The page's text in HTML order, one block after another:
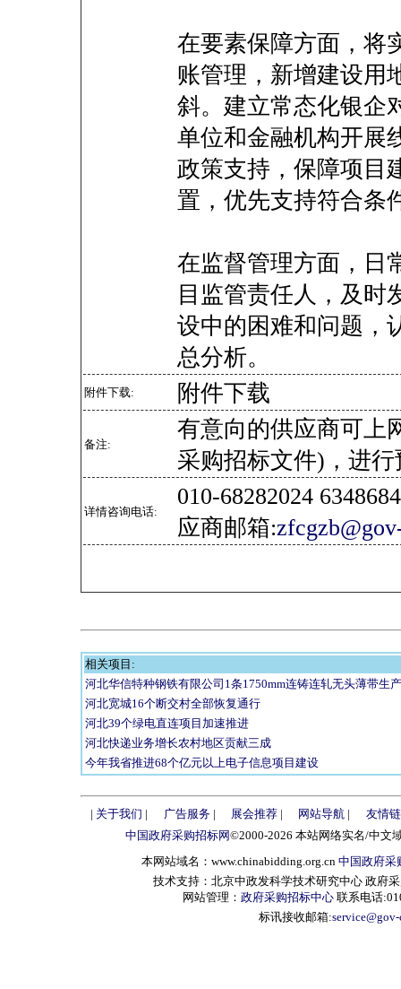
在要素保障方面，将
账管理，新增建设用
斜。建立常态化银企
单位和金融机构开展
政策支持，保障项目
置，优先支持符合条
在监督管理方面，日
目监管责任人，及时
设中的困难和问题，
总分析。
附件下载: 附件下载
备注:
有意向的供应商可上
采购招标文件)，进
详情咨询电话:
010-68282024
应商邮箱:
相关项目:
河北华信特种钢铁有限公司1条1750mm连铸连轧无头薄带生
河北宽城16个断交村全部恢复通行
河北39个绿电直连项目加速推进
河北快递业务增长农村地区贡献三成
今年我省推进68个亿元以上电子信息项目建设
| 关于我们 | 广告服务| 展会推荐| 网站导航 |
友情
中国政府采购招标网©2000-2026 本站网络实名/中文
本网站域名：www.chinabidding.org.cn 中国政府采
技术支持：北京中政发科学技术研究中心 政府
网站管理： 政府采购招标中心 联系电话
标讯接收邮箱: